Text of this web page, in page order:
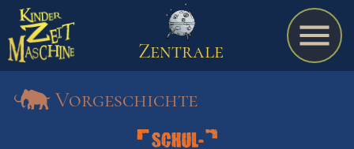
Zentrale
Vorgeschichte